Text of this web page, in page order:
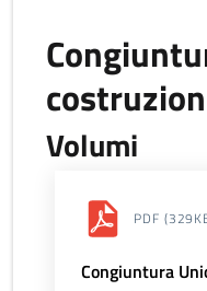
Volumi
PDF
Congiuntura